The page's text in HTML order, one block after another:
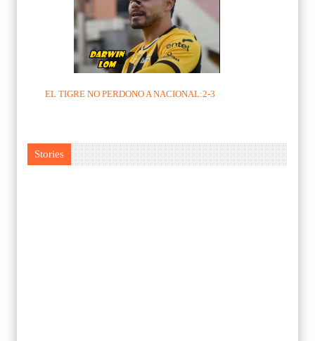
EL TIGRE NO PERDONO A NACIONAL:2-3
Stories